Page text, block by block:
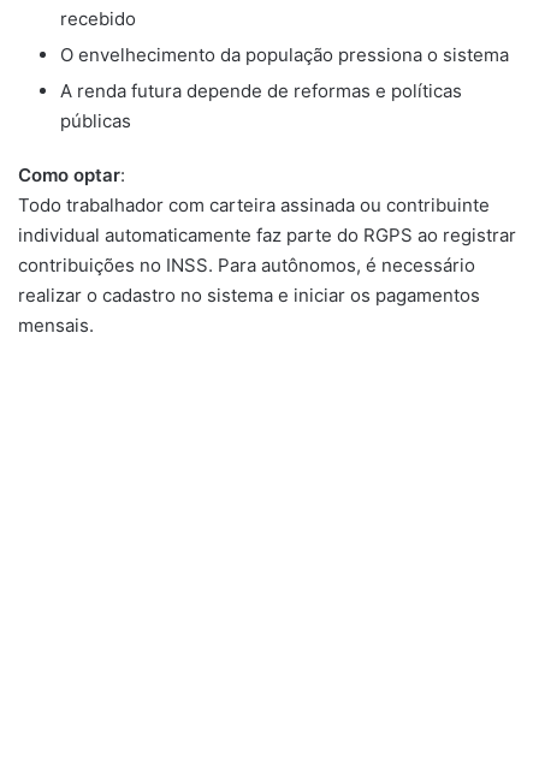
recebido
O envelhecimento da população pressiona o sistema
A renda futura depende de reformas e políticas
públicas
Como optar:
Todo trabalhador com carteira assinada ou contribuinte
individual automaticamente faz parte do RGPS ao registrar
contribuições no INSS. Para autônomos, é necessário
realizar o cadastro no sistema e iniciar os pagamentos
mensais.